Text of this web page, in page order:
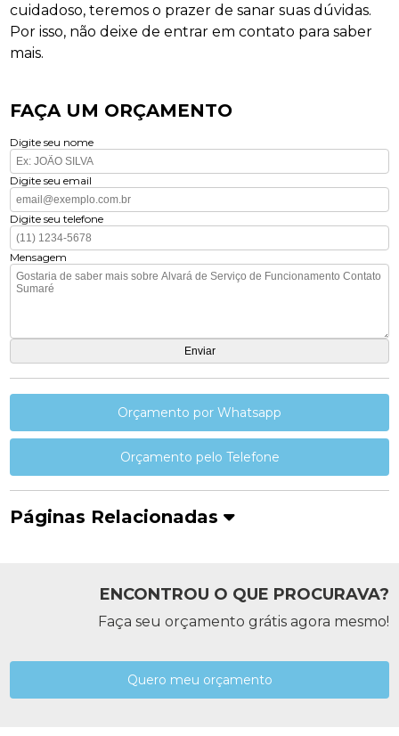
cuidadoso, teremos o prazer de sanar suas dúvidas.
Por isso, não deixe de entrar em contato para saber
mais.
FAÇA UM ORÇAMENTO
Digite seu nome
Digite seu email
Digite seu telefone
Mensagem
Orçamento por Whatsapp
Orçamento pelo Telefone
Páginas Relacionadas
ENCONTROU O QUE PROCURAVA?
Faça seu orçamento grátis agora mesmo!
Quero meu orçamento